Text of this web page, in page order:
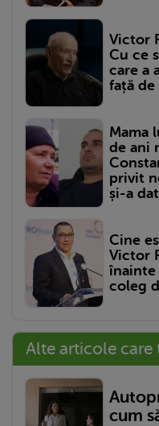
Victor
Cu ce
care a
față
Mama
de ani
privit
și-a
Cine
Victor
înainte
coleg
Alte articole care
cum